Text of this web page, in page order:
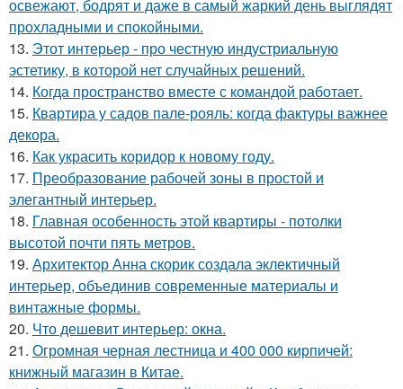
освежают, бодрят и даже в самый жаркий день выглядят
прохладными и спокойными.
13. Этот интерьер - про честную индустриальную
эстетику, в которой нет случайных решений.
14. Когда пространство вместе с командой работает.
15. Квартира у садов пале-рояль: когда фактуры важнее
декора.
16. Как украсить коридор к новому году.
17. Преобразование рабочей зоны в простой и
элегантный интерьер.
18. Главная особенность этой квартиры - потолки
высотой почти пять метров.
19. Архитектор Анна скорик создала эклектичный
интерьер, объединив современные материалы и
винтажные формы.
20. Что дешевит интерьер: окна.
21. Огромная черная лестница и 400 000 кирпичей:
книжный магазин в Китае.